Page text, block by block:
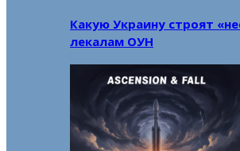
Какую Украину строят
лекалам ОУН